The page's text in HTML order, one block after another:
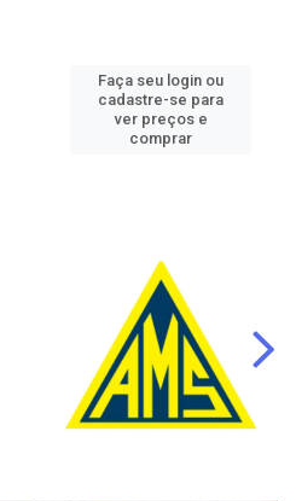
Faça seu login ou
cadastre-se para
ver preços e
comprar